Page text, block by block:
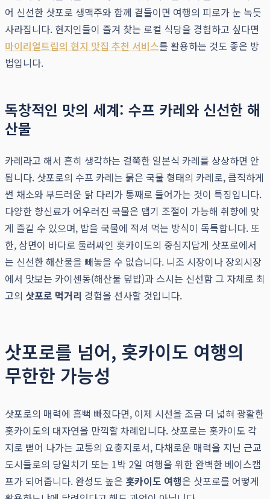
어 신선한 삿포로 생맥주와 함께 곁들이면 여행의 피로가 눈 녹듯
사라집니다. 현지인들이 즐겨 찾는 로컬 식당을 경험하고 싶다면
마이리얼트립의 현지 맛집 추천 서비스를 활용하는 것도 좋은 방
법입니다.
독창적인 맛의 세계: 수프 카레와 신선한 해
산물
카레라고 해서 흔히 생각하는 걸쭉한 일본식 카레를 상상하면 안
됩니다. 삿포로의 수프 카레는 묽은 국물 형태의 카레로, 큼직하게
썬 채소와 부드러운 닭 다리가 통째로 들어가는 것이 특징입니다.
다양한 향신료가 어우러진 국물은 맵기 조절이 가능해 취향에 맞
게 즐길 수 있으며, 밥을 국물에 적셔 먹는 방식이 독특합니다. 또
한, 삼면이 바다로 둘러싸인 홋카이도의 중심지답게 삿포로에서
는 신선한 해산물을 빼놓을 수 없습니다. 니조 시장이나 장외시장
에서 맛보는 카이센동(해산물 덮밥)과 스시는 신선함 그 자체로 최
고의 삿포로 먹거리 경험을 선사할 것입니다.
삿포로를 넘어, 홋카이도 여행의
무한한 가능성
삿포로의 매력에 흠뻑 빠졌다면, 이제 시선을 조금 더 넓혀 광활한
홋카이도의 대자연을 만끽할 차례입니다. 삿포로는 홋카이도 각
지로 뻗어 나가는 교통의 요충지로서, 다채로운 매력을 지닌 근교
도시들로의 당일치기 또는 1박 2일 여행을 위한 완벽한 베이스캠
프가 되어줍니다. 완성도 높은 홋카이도 여행은 삿포로를 어떻게